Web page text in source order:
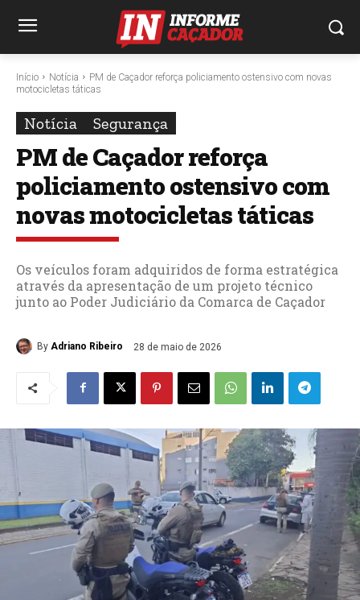
Início Notícia
PM de Caçador reforça policiamento ostensivo com novas
motocicletas táticas
Notícia Segurança
PM de Caçador reforça
policiamento ostensivo com
novas motocicletas táticas
Os veículos foram adquiridos de forma estratégica
através da apresentação de um projeto técnico
junto ao Poder Judiciário da Comarca de Caçador
By Adriano Ribeiro 28 de maio de 2026